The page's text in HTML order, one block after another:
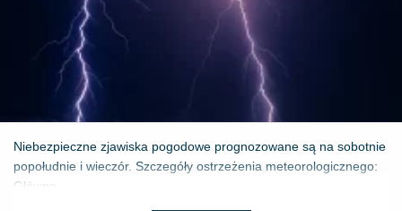
Niebezpieczne zjawiska pogodowe prognozowane są na sobotnie
popołudnie i wieczór. Szczegóły ostrzeżenia meteorologicznego:
Główne ...